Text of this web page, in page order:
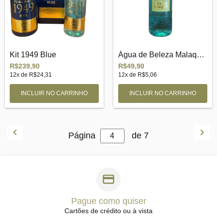
Kit 1949 Blue
R$239,90
12x de R$24,31
Água de Beleza Malaquita
R$49,90
12x de R$5,06
Página de 7
Pague como quiser
Cartões de crédito ou à vista